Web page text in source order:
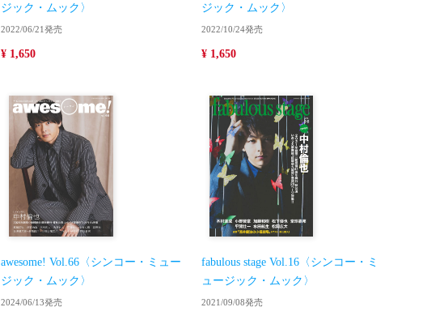
ジック・ムック〉
2022/06/21発売
¥ 1,650
ジック・ムック〉
2022/10/24発売
¥ 1,650
awesome! Vol.66〈シンコー・ミュー
ジック・ムック〉
2024/06/13発売
fabulous stage Vol.16〈シンコー・ミ
ュージック・ムック〉
2021/09/08発売